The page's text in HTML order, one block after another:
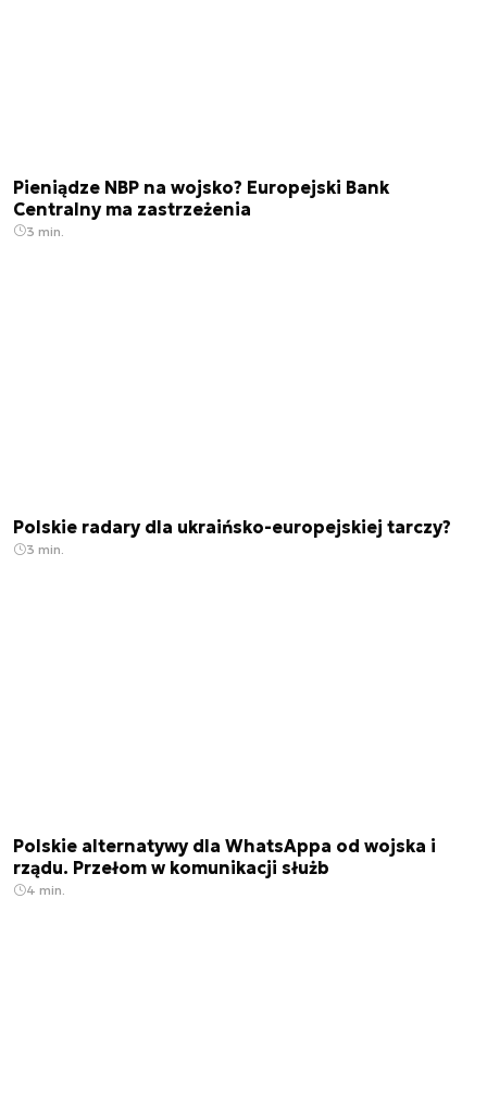
Pieniądze NBP na wojsko? Europejski Bank
Centralny ma zastrzeżenia
3 min.
Polskie radary dla ukraińsko-europejskiej tarczy?
3 min.
Polskie alternatywy dla WhatsAppa od wojska i
rządu. Przełom w komunikacji służb
4 min.